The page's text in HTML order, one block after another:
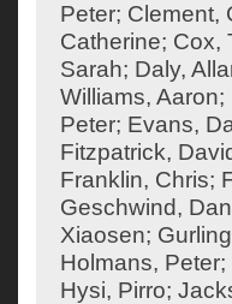
Peter; Clement,
Catherine; Cox,
Sarah; Daly,
Williams, Aaron;
Peter; Evans,
Fitzpatrick,
Franklin, Chris;
Geschwind,
Xiaosen;
Holmans, Peter;
Hysi, Pirro;